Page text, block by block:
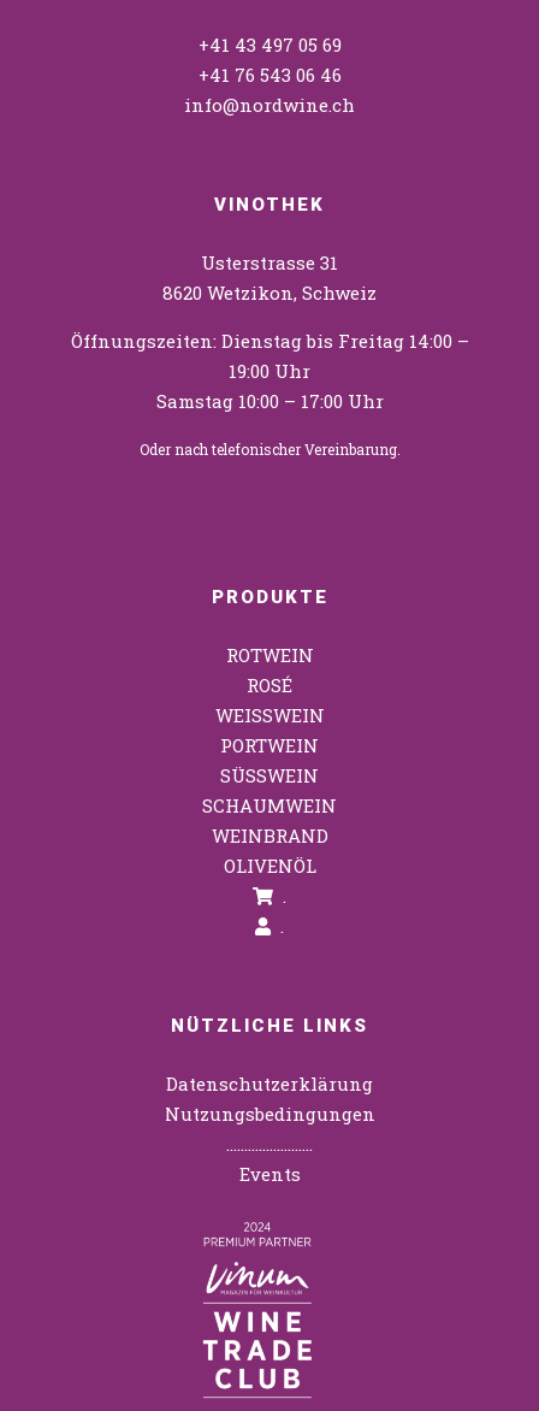
+41 43 497 05 69
+41 76 543 06 46
info@nordwine.ch
VINOTHEK
Usterstrasse 31
8620 Wetzikon, Schweiz
Öffnungszeiten: Dienstag bis Freitag 14:00 –
19:00 Uhr
Samstag 10:00 – 17:00 Uhr
Oder nach telefonischer Vereinbarung.
PRODUKTE
ROTWEIN
ROSÉ
WEISSWEIN
PORTWEIN
SÜSSWEIN
SCHAUMWEIN
WEINBRAND
OLIVENÖL
NÜTZLICHE LINKS
Datenschutzerklärung
Nutzungsbedingungen
Events